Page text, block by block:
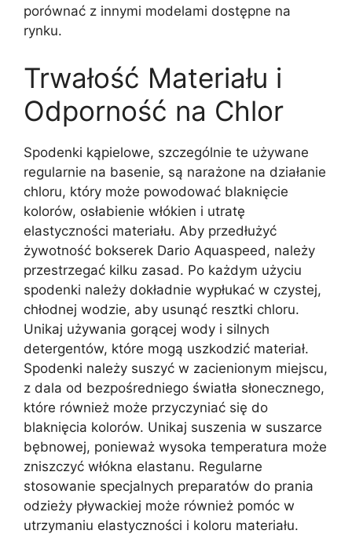
porównać z innymi modelami dostępne na
rynku.
Trwałość Materiału i
Odporność na Chlor
Spodenki kąpielowe, szczególnie te używane
regularnie na basenie, są narażone na działanie
chloru, który może powodować blaknięcie
kolorów, osłabienie włókien i utratę
elastyczności materiału. Aby przedłużyć
żywotność bokserek Dario Aquaspeed, należy
przestrzegać kilku zasad. Po każdym użyciu
spodenki należy dokładnie wypłukać w czystej,
chłodnej wodzie, aby usunąć resztki chloru.
Unikaj używania gorącej wody i silnych
detergentów, które mogą uszkodzić materiał.
Spodenki należy suszyć w zacienionym miejscu,
z dala od bezpośredniego światła słonecznego,
które również może przyczyniać się do
blaknięcia kolorów. Unikaj suszenia w suszarce
bębnowej, ponieważ wysoka temperatura może
zniszczyć włókna elastanu. Regularne
stosowanie specjalnych preparatów do prania
odzieży pływackiej może również pomóc w
utrzymaniu elastyczności i koloru materiału.